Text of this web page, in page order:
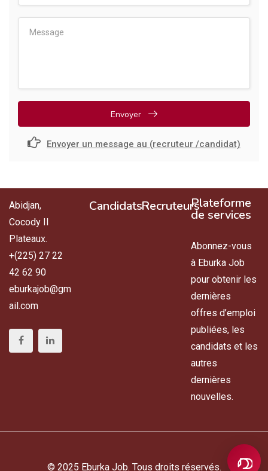
Envoyer
Envoyer un message au (recruteur /candidat)
Abidjan,
Cocody II
Plateaux.
+(225) 27 22
42 62 90
eburkajob@gm
ail.com
CandidatsRecruteursPlateforme
de services
Abonnez-vous
à Eburka Job
pour obtenir les
dernières
offres d’emploi
publiées, les
candidats et les
autres
dernières
nouvelles.
© 2025 Eburka Job. Tous droits réservés.